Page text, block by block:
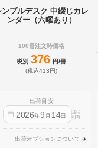
ンプルデスク 中綴じカレ
ンダー（六曜あり）
100冊注文時価格
税別 376 円/冊
(税込413円)
出荷目安
2026年9 月 14日
迄に
出荷
出荷オプションについて